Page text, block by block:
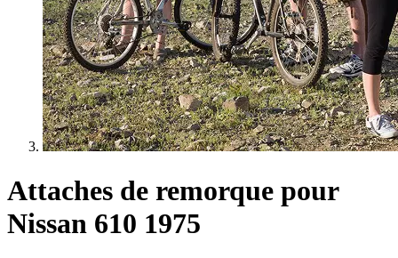
Attaches de remorque pour
Nissan 610 1975